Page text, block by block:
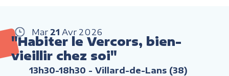
Mar 21 Avr 2026
"Habiter le Vercors, bien-
vieillir chez soi"
13h30-18h30 - Villard-de-Lans (38)